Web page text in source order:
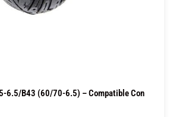
6.5/B43 (60/70-6.5) – Compatible Con